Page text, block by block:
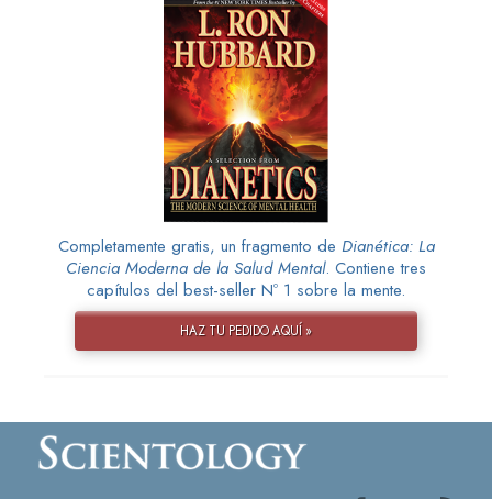
Completamente gratis, un fragmento de Dianética: La
Ciencia Moderna de la Salud Mental. Contiene tres
capítulos del best-seller Nº 1 sobre la mente.
HAZ TU PEDIDO AQUÍ »